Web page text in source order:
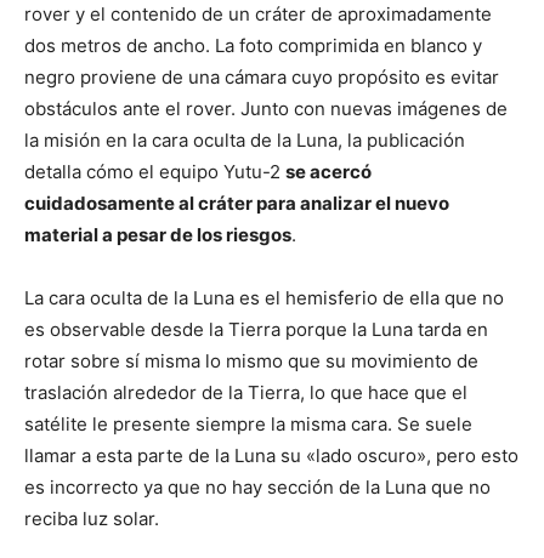
rover y el contenido de un cráter de aproximadamente
dos metros de ancho. La foto comprimida en blanco y
negro proviene de una cámara cuyo propósito es evitar
obstáculos ante el rover. Junto con nuevas imágenes de
la misión en la cara oculta de la Luna, la publicación
detalla cómo el equipo Yutu-2 se acercó
cuidadosamente al cráter para analizar el nuevo
material a pesar de los riesgos.
La cara oculta de la Luna es el hemisferio de ella que no
es observable desde la Tierra porque la Luna tarda en
rotar sobre sí misma lo mismo que su movimiento de
traslación alrededor de la Tierra, lo que hace que el
satélite le presente siempre la misma cara. Se suele
llamar a esta parte de la Luna su «lado oscuro», pero esto
es incorrecto ya que no hay sección de la Luna que no
reciba luz solar.